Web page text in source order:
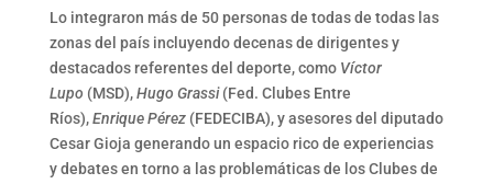
Lo integraron más de 50 personas de todas de todas las
zonas del país incluyendo decenas de dirigentes y
destacados referentes del deporte, como Víctor
Lupo (MSD),Hugo Grassi(Fed. Clubes Entre
Ríos),Enrique Pérez(FEDECIBA), y asesores del diputado
Cesar Gioja generando un espacio rico de experiencias
y debates en torno a las problemáticas de los Clubes de